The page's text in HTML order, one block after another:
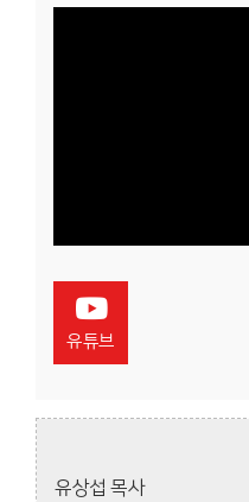
유튜브
유상섭 목사